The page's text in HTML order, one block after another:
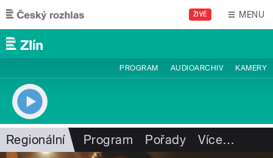
Přejít k hlavnímu obsahu
ŽIVĚ MENU
PROGRAM AUDIOARCHIV KAMERY
Regionální Program Pořady Více…